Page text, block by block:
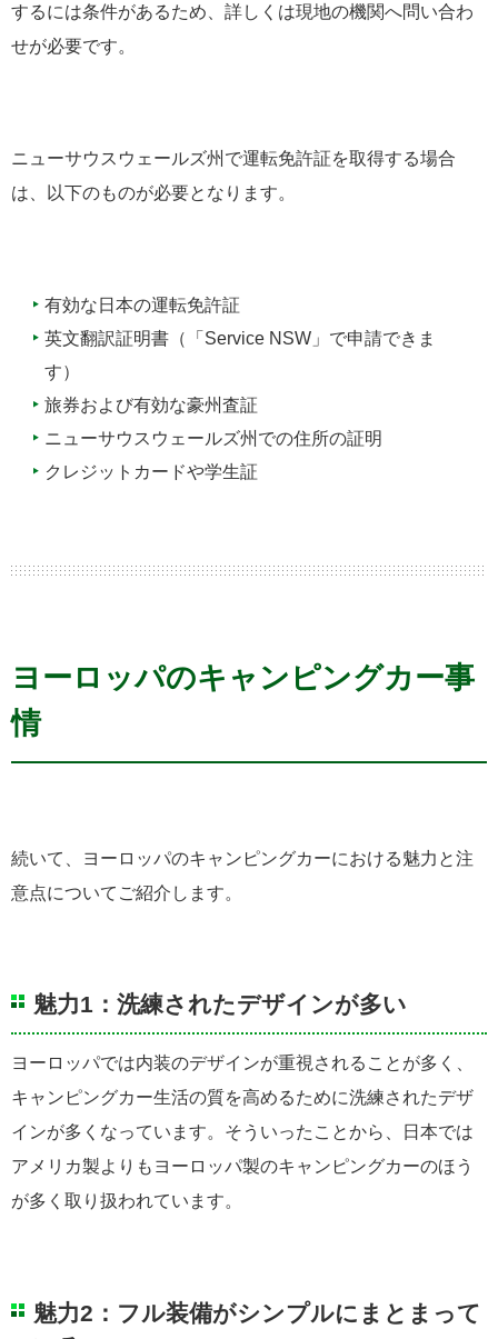
するには条件があるため、詳しくは現地の機関へ問い合わ
せが必要です。
ニューサウスウェールズ州で運転免許証を取得する場合
は、以下のものが必要となります。
有効な日本の運転免許証
英文翻訳証明書（「Service NSW」で申請できま
す）
旅券および有効な豪州査証
ニューサウスウェールズ州での住所の証明
クレジットカードや学生証
ヨーロッパのキャンピングカー事
情
続いて、ヨーロッパのキャンピングカーにおける魅力と注
意点についてご紹介します。
魅力1：洗練されたデザインが多い
ヨーロッパでは内装のデザインが重視されることが多く、
キャンピングカー生活の質を高めるために洗練されたデザ
インが多くなっています。そういったことから、日本では
アメリカ製よりもヨーロッパ製のキャンピングカーのほう
が多く取り扱われています。
魅力2：フル装備がシンプルにまとまって